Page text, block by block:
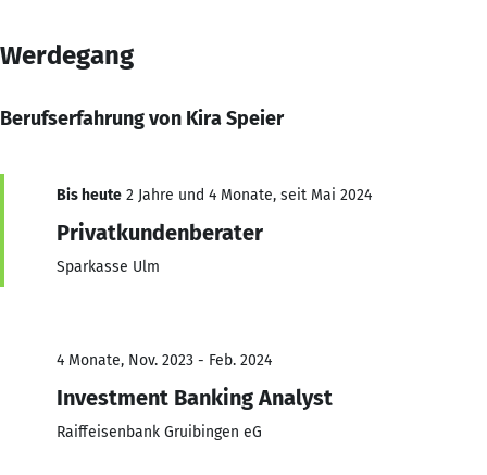
Werdegang
Berufserfahrung von Kira Speier
Bis heute 2 Jahre und 4 Monate, seit Mai 2024
Privatkundenberater
Sparkasse Ulm
4 Monate, Nov. 2023 - Feb. 2024
Investment Banking Analyst
Raiffeisenbank Gruibingen eG